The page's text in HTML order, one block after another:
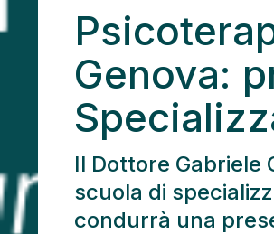
Genova:
Il Dottore Gabriele
scuola di
condurrà una